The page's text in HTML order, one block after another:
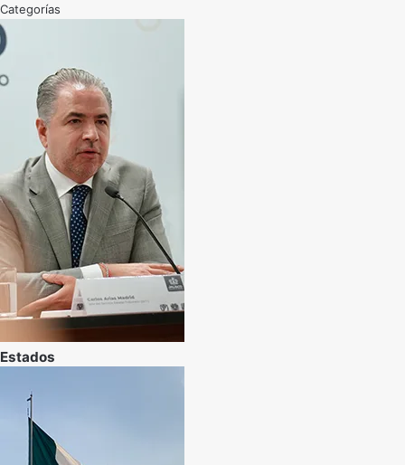
Categorías
Estados